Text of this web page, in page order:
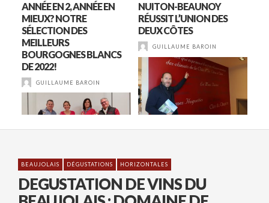
ANNÉE EN 2, ANNÉE EN
MIEUX? NOTRE
SÉLECTION DES
MEILLEURS
BOURGOGNES BLANCS
DE 2022!
GUILLAUME BAROIN
NUITON-BEAUNOY
RÉUSSIT L’UNION DES
DEUX CÔTES
GUILLAUME BAROIN
BEAUJOLAIS DÉGUSTATIONS HORIZONTALES
DEGUSTATION DE VINS DU